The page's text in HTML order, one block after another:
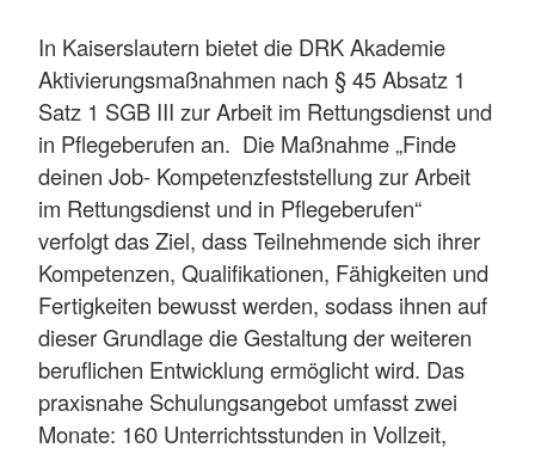
In Kaiserslautern bietet die DRK Akademie
Aktivierungsmaßnahmen nach § 45 Absatz 1
Satz 1 SGB III zur Arbeit im Rettungsdienst und
in Pflegeberufen an. Die Maßnahme „Finde
deinen Job- Kompetenzfeststellung zur Arbeit
im Rettungsdienst und in Pflegeberufen“
verfolgt das Ziel, dass Teilnehmende sich ihrer
Kompetenzen, Qualifikationen, Fähigkeiten und
Fertigkeiten bewusst werden, sodass ihnen auf
dieser Grundlage die Gestaltung der weiteren
beruflichen Entwicklung ermöglicht wird. Das
praxisnahe Schulungsangebot umfasst zwei
Monate: 160 Unterrichtsstunden in Vollzeit,